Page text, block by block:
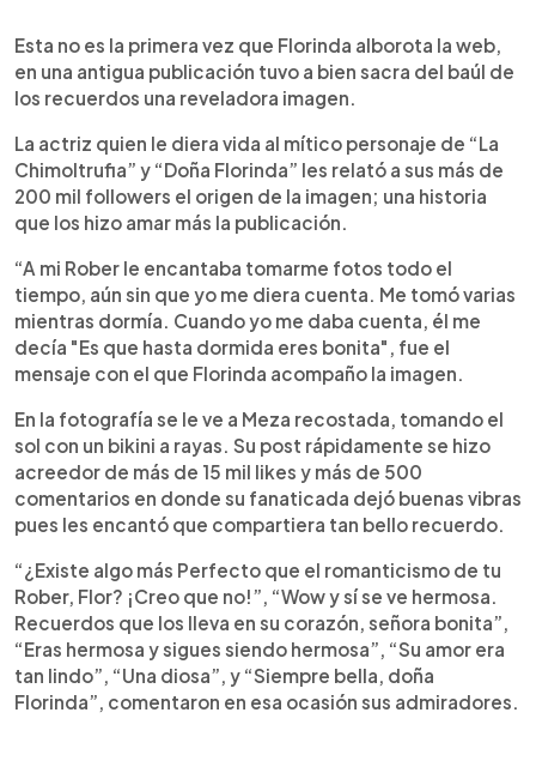
Esta no es la primera vez que Florinda alborota la web,
en una antigua publicación tuvo a bien sacra del baúl de
los recuerdos una reveladora imagen.
La actriz quien le diera vida al mítico personaje de “La
Chimoltrufia” y “Doña Florinda” les relató a sus más de
200 mil followers el origen de la imagen; una historia
que los hizo amar más la publicación.
“A mi Rober le encantaba tomarme fotos todo el
tiempo, aún sin que yo me diera cuenta. Me tomó varias
mientras dormía. Cuando yo me daba cuenta, él me
decía "Es que hasta dormida eres bonita", fue el
mensaje con el que Florinda acompaño la imagen.
En la fotografía se le ve a Meza recostada, tomando el
sol con un bikini a rayas. Su post rápidamente se hizo
acreedor de más de 15 mil likes y más de 500
comentarios en donde su fanaticada dejó buenas vibras
pues les encantó que compartiera tan bello recuerdo.
“¿Existe algo más Perfecto que el romanticismo de tu
Rober, Flor? ¡Creo que no!”, “Wow y sí se ve hermosa.
Recuerdos que los lleva en su corazón, señora bonita”,
“Eras hermosa y sigues siendo hermosa”, “Su amor era
tan lindo”, “Una diosa”, y “Siempre bella, doña
Florinda”, comentaron en esa ocasión sus admiradores.